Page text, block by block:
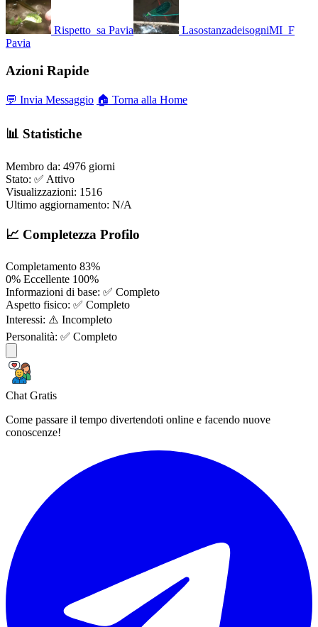
Rispetto_sa Pavia
LasostanzadeisogniMI_F
Pavia
Azioni Rapide
💬 Invia Messaggio 🏠 Torna alla Home
📊 Statistiche
Membro da: 4976 giorni
Stato: ✅ Attivo
Visualizzazioni: 1516
Ultimo aggiornamento: N/A
📈 Completezza Profilo
Completamento 83%
0% Eccellente 100%
Informazioni di base: ✅ Completo
Aspetto fisico: ✅ Completo
Interessi: ⚠️ Incompleto
Personalità: ✅ Completo
Chat Gratis
Come passare il tempo divertendoti online e facendo nuove
conoscenze!